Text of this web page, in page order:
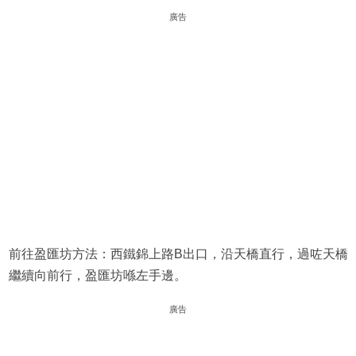
廣告
前往盈匯坊方法：西鐵錦上路B出口，沿天橋直行，過咗天橋
繼續向前行，盈匯坊喺左手邊。
廣告